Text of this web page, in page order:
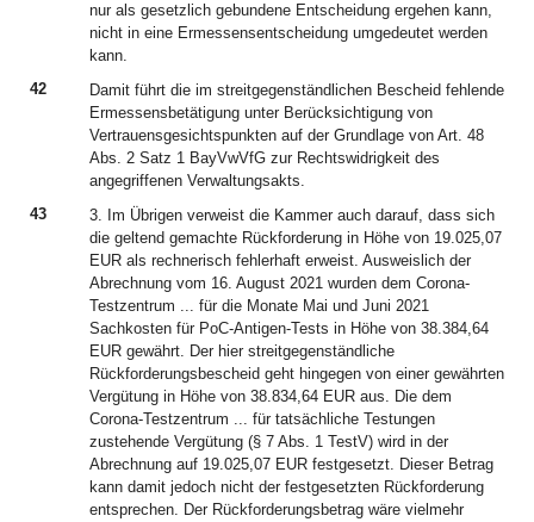
nur als gesetzlich gebundene Entscheidung ergehen kann,
nicht in eine Ermessensentscheidung umgedeutet werden
kann.
42
Damit führt die im streitgegenständlichen Bescheid fehlende
Ermessensbetätigung unter Berücksichtigung von
Vertrauensgesichtspunkten auf der Grundlage von Art. 48
Abs. 2 Satz 1 BayVwVfG zur Rechtswidrigkeit des
angegriffenen Verwaltungsakts.
43
3. Im Übrigen verweist die Kammer auch darauf, dass sich
die geltend gemachte Rückforderung in Höhe von 19.025,07
EUR als rechnerisch fehlerhaft erweist. Ausweislich der
Abrechnung vom 16. August 2021 wurden dem Corona-
Testzentrum ... für die Monate Mai und Juni 2021
Sachkosten für PoC-Antigen-Tests in Höhe von 38.384,64
EUR gewährt. Der hier streitgegenständliche
Rückforderungsbescheid geht hingegen von einer gewährten
Vergütung in Höhe von 38.834,64 EUR aus. Die dem
Corona-Testzentrum ... für tatsächliche Testungen
zustehende Vergütung (§ 7 Abs. 1 TestV) wird in der
Abrechnung auf 19.025,07 EUR festgesetzt. Dieser Betrag
kann damit jedoch nicht der festgesetzten Rückforderung
entsprechen. Der Rückforderungsbetrag wäre vielmehr